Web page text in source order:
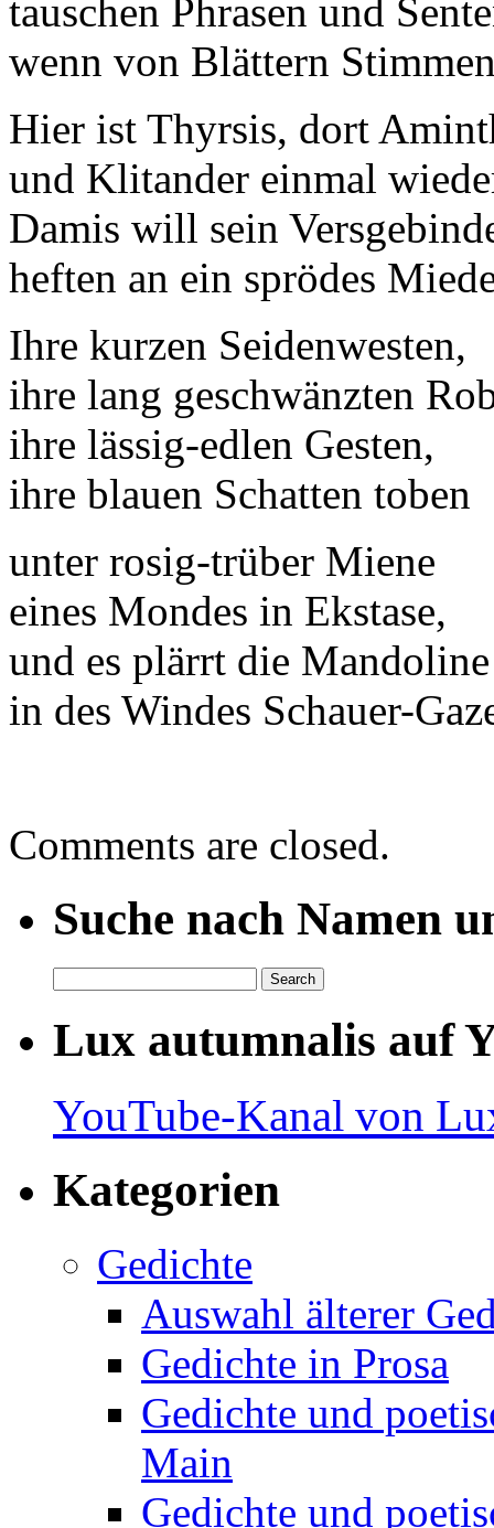
tauschen Phrasen und
wenn von Blättern
Hier ist Thyrsis, dort
und Klitander einmal
Damis will sein
heften an ein sprödes
Ihre kurzen Seidenwesten,
ihre lang geschwänzten
ihre lässig-edlen Gesten,
ihre blauen Schatten toben
unter rosig-trüber Miene
eines Mondes in Ekstase,
und es plärrt die Mandoline
in des Windes Schauer-
Comments are closed.
Suche nach Namen
Lux autumnalis auf
YouTube-Kanal von
Kategorien
Gedichte
Auswahl älterer
Gedichte in Prosa
Gedichte und
Main
Gedichte und